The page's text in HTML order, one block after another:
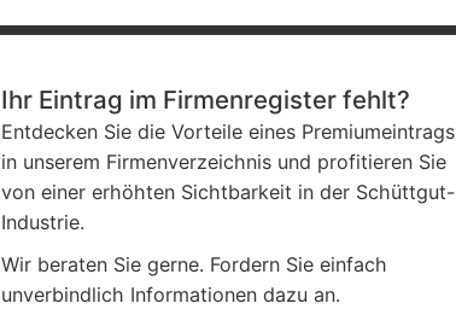
Ihr Eintrag im Firmenregister fehlt?
Entdecken Sie die Vorteile eines Premiumeintrags
in unserem Firmenverzeichnis und profitieren Sie
von einer erhöhten Sichtbarkeit in der Schüttgut-
Industrie.
Wir beraten Sie gerne. Fordern Sie einfach
unverbindlich Informationen dazu an.